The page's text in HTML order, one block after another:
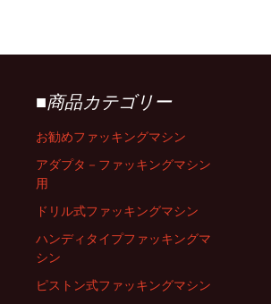
■商品カテゴリー
お勧めファッキングマシン
アダプタ－ファッキングマシン
用
ドリル式ファッキングマシン
ハンディタイプファッキングマ
シン
ピストン式ファッキングマシン